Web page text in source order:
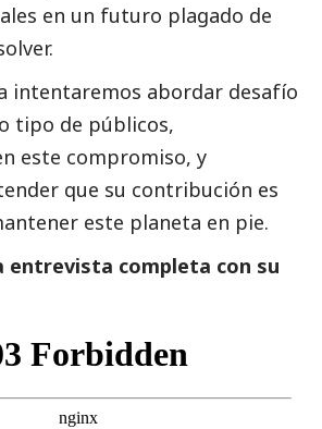
en un futuro plagado de
intentaremos abordar desafío
tipo de públicos,
este compromiso, y
que su contribución es
este planeta en pie.
entrevista completa con su